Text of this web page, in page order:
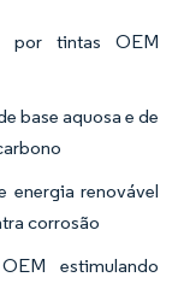
por tintas OEM
base aquosa e de
energia renovável
corrosão
estimulando